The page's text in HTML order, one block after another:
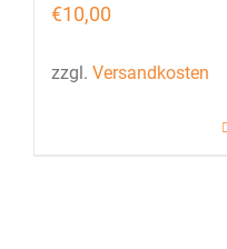
€10,00
zzgl. Versandkosten